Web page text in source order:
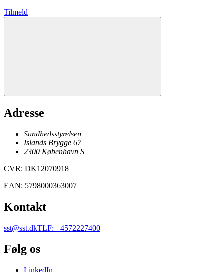
Tilmeld
Adresse
Sundhedsstyrelsen
Islands Brygge 67
2300 København S
CVR: DK12070918
EAN: 5798000363007
Kontakt
sst@sst.dkTLF: +4572227400
Følg os
LinkedIn